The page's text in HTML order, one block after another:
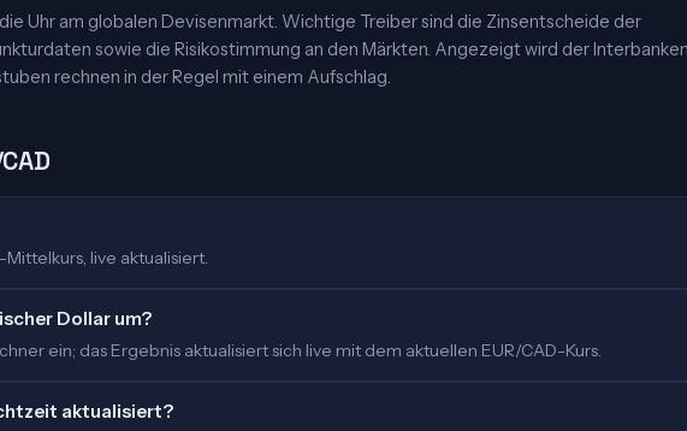
Uhr am globalen Devisenmarkt. Wichtige Treiber sind die Zinsentscheide der
sowie die Risikostimmung an den Märkten. Angezeigt wird der
rechnen in der Regel mit einem Aufschlag.
Mittelkurs, live aktualisiert.
Dollar um?
ein; das Ergebnis aktualisiert sich live mit dem aktuellen EUR/CAD-Kurs.
aktualisiert?